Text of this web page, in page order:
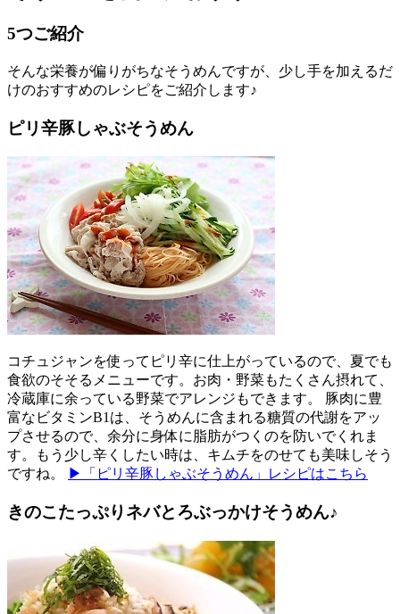
5つご紹介
そんな栄養が偏りがちなそうめんですが、少し手を加えるだ
けのおすすめのレシピをご紹介します♪
ピリ辛豚しゃぶそうめん
コチュジャンを使ってピリ辛に仕上がっているので、夏でも
食欲のそそるメニューです。お肉・野菜もたくさん摂れて、
冷蔵庫に余っている野菜でアレンジもできます。 豚肉に豊
富なビタミンB1は、そうめんに含まれる糖質の代謝をアッ
プさせるので、余分に身体に脂肪がつくのを防いでくれま
す。もう少し辛くしたい時は、キムチをのせても美味しそう
ですね。
▶「ピリ辛豚しゃぶそうめん」レシピはこちら
きのこたっぷりネバとろぶっかけそうめん♪